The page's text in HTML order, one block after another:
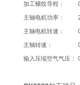
加工螺纹导程：
主轴电机功率：
主轴电机转速：
主轴转速：
输入压缩空气气压：